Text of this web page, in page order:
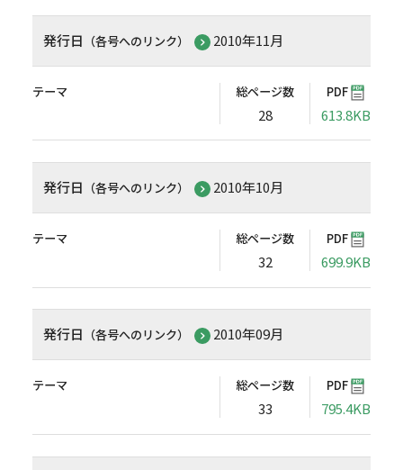
発行日 （各号へのリンク） 2010年11月
テーマ 総ページ数
28
PDF
613.8KB
発行日 （各号へのリンク） 2010年10月
テーマ 総ページ数
32
PDF
699.9KB
発行日 （各号へのリンク） 2010年09月
テーマ 総ページ数
33
PDF
795.4KB